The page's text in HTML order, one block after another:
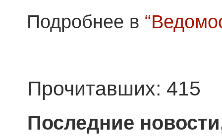
Подробнее в
Прочитавших: 415
Последние